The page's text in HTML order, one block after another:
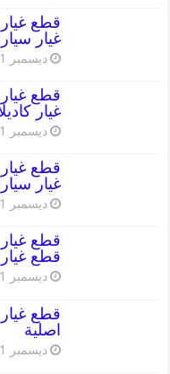
غيار
ديسمبر 1, 2023
غيار
ديسمبر 1, 2023
غيار
ديسمبر 1, 2023
قطع
ديسمبر 1, 2023
اصلية
ديسمبر 1, 2023